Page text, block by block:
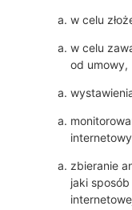
w celu
w celu
od umowy,
zbieranie
jaki